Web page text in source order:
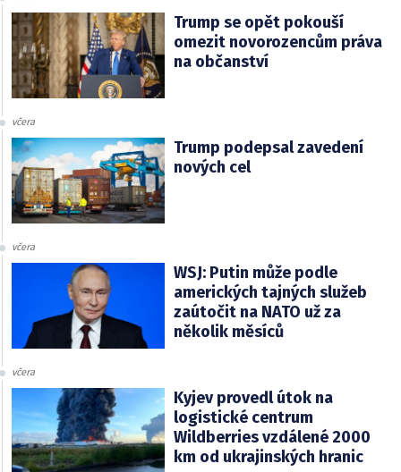
Trump se opět pokouší
omezit novorozencům práva
na občanství
včera
Trump podepsal zavedení
nových cel
včera
WSJ: Putin může podle
amerických tajných služeb
zaútočit na NATO už za
několik měsíců
včera
Kyjev provedl útok na
logistické centrum
Wildberries vzdálené 2000
km od ukrajinských hranic